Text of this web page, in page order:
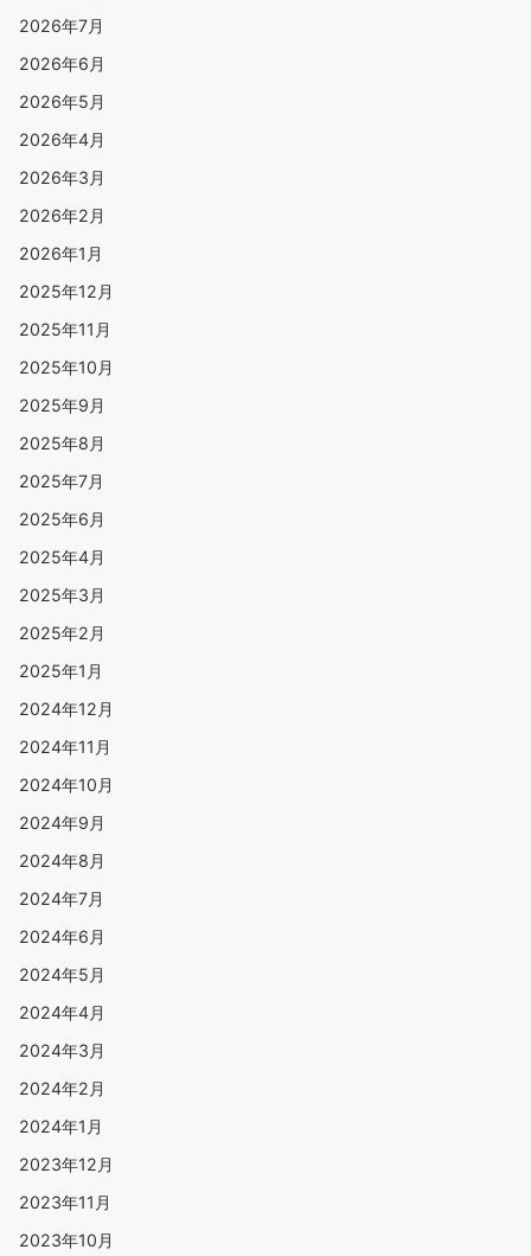
2026年7月
2026年6月
2026年5月
2026年4月
2026年3月
2026年2月
2026年1月
2025年12月
2025年11月
2025年10月
2025年9月
2025年8月
2025年7月
2025年6月
2025年4月
2025年3月
2025年2月
2025年1月
2024年12月
2024年11月
2024年10月
2024年9月
2024年8月
2024年7月
2024年6月
2024年5月
2024年4月
2024年3月
2024年2月
2024年1月
2023年12月
2023年11月
2023年10月